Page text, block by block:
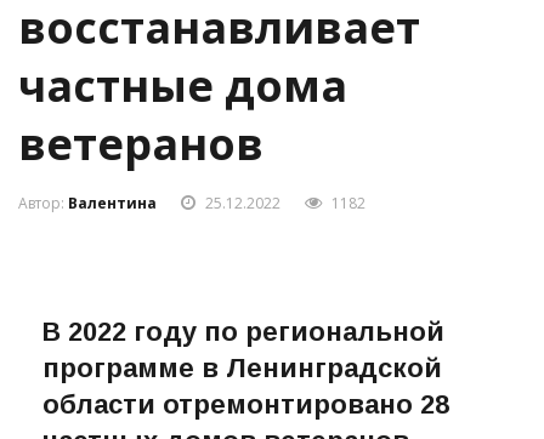
Ленобласть
восстанавливает
частные дома
ветеранов
В 2022 году по региональной
программе в Ленинградской